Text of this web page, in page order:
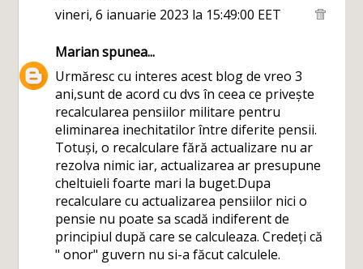
vineri, 6 ianuarie 2023 la 15:49:00 EET
Marianspunea...
Urmăresc cu interes acest blog de vreo 3
ani,sunt de acord cu dvs în ceea ce privește
recalcularea pensiilor militare pentru
eliminarea inechitatilor între diferite pensii.
Totuși, o recalculare fără actualizare nu ar
rezolva nimic iar, actualizarea ar presupune
cheltuieli foarte mari la buget.Dupa
recalculare cu actualizarea pensiilor nici o
pensie nu poate sa scadă indiferent de
principiul după care se calculeaza. Credeți că
" onor" guvern nu si-a făcut calculele.